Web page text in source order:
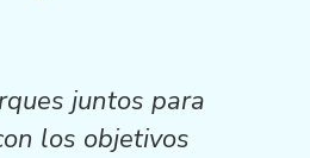
juntos para
los objetivos